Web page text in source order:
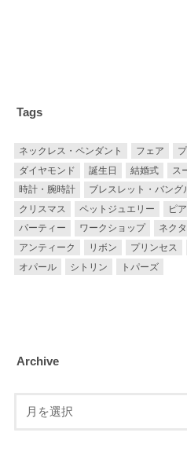
Tags
ネックレス・ペンダント フェア
ダイヤモンド
誕生日 結婚式 ス
時計・腕時計
ブレスレット・バング
クリスマス
ペットジュエリー ピ
パーティー
ワークショップ ネク
アンティーク
リボン プリンセス
オパール
シトリン トパーズ
Archive